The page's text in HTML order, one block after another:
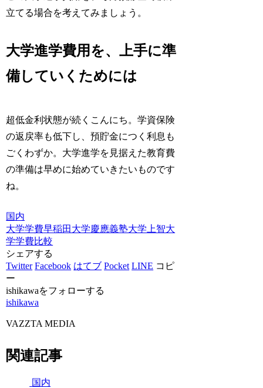
立てる場合を考えてみましょう。
大学進学費用を、上手に準
備していくためには
超低金利状態が続くこんにち。学資保険
の返戻率も低下し、預貯金につく利息も
ごくわずか。大学進学を見据えた教育費
の準備は早めに始めていきたいものです
ね。
国内
大学学費早稲田大学慶應義塾大学 上智大
学学費比較
シェアする
Twitter Facebook はてブ Pocket LINE コピ
ー
ishikawaをフォローする
ishikawa
VAZZTA MEDIA
関連記事
国内